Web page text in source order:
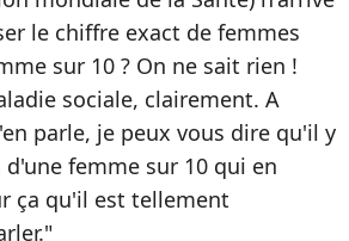
le chiffre exact de femmes
sur 10 ? On ne sait rien !
sociale, clairement. A
parle, je peux vous dire qu'il y
femme sur 10 qui en
ça qu'il est tellement